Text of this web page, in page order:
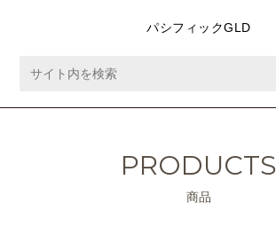
パシフィックGLD
PRODUCTS
商品